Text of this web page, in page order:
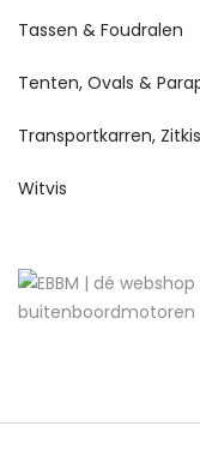
Tassen & Foudralen
Tenten, Ovals &
Transportkarren,
Witvis